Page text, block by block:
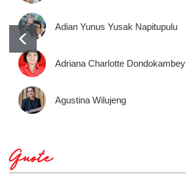
Adian Yunus Yusak Napitupulu
Adriana Charlotte Dondokambey
Agustina Wilujeng
Quote